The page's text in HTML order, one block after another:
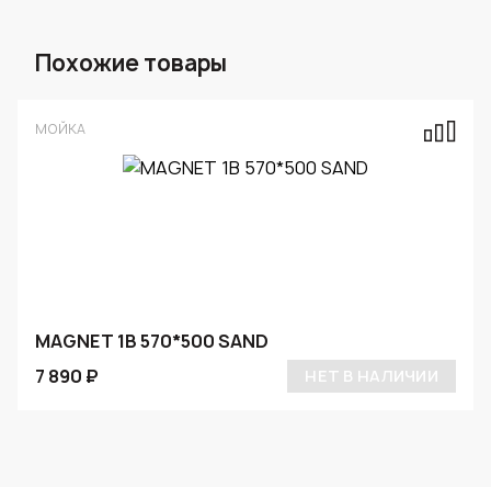
Похожие товары
МОЙКА
MAGNET 1B 570*500 SAND
7 890 ₽
НЕТ В НАЛИЧИИ